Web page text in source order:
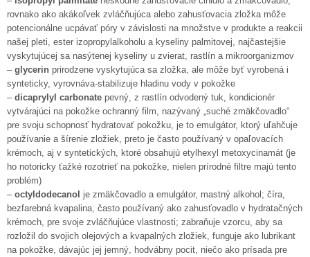
rovnako ako akákoľvek zvláčňujúca alebo zahusťovacia zložka môže
potencionálne ucpávať póry v závislosti na množstve v produkte a reakcii
našej pleti, ester izopropylalkoholu a kyseliny palmitovej, najčastejšie
vyskytujúcej sa nasýtenej kyseliny u zvierat, rastlín a mikroorganizmov
– glycerin prirodzene vyskytujúca sa zložka, ale môže byť vyrobená i
synteticky, vyrovnáva-stabilizuje hladinu vody v pokožke
– dicaprylyl carbonate pevný, z rastlín odvodený tuk, kondicionér
vytvárajúci na pokožke ochranný film, nazývaný „suché zmäkčovadlo“
pre svoju schopnosť hydratovať pokožku, je to emulgátor, ktorý uľahčuje
používanie a šírenie zložiek, preto je často používaný v opaľovacích
krémoch, aj v syntetických, ktoré obsahujú etylhexyl metoxycinamát (je
ho notoricky ťažké rozotrieť na pokožke, nielen prírodné filtre majú tento
problém)
– octyldodecanol je zmäkčovadlo a emulgátor, mastný alkohol; číra,
bezfarebná kvapalina, často používaný ako zahusťovadlo v hydratačných
krémoch, pre svoje zvláčňujúce vlastnosti; zabraňuje vzorcu, aby sa
rozložil do svojich olejových a kvapalných zložiek, funguje ako lubrikant
na pokožke, dávajúc jej jemný, hodvábny pocit, niečo ako prísada pre